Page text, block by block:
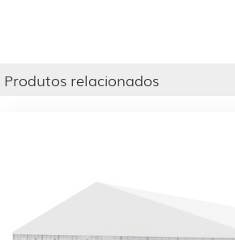
Produtos relacionados